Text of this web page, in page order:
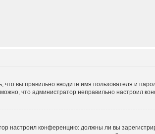
что вы правильно вводите имя пользователя и
что администратор неправильно настроил
настроил конференцию: должны ли вы